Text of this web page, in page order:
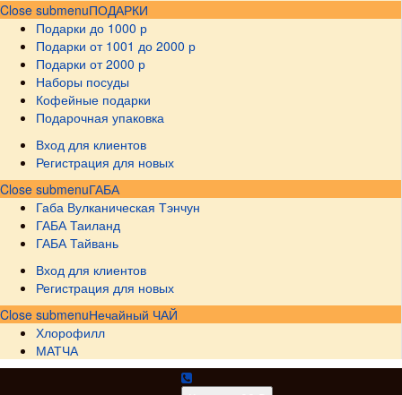
Close submenuПОДАРКИ
Подарки до 1000 р
Подарки от 1001 до 2000 р
Подарки от 2000 р
Наборы посуды
Кофейные подарки
Подарочная упаковка
Вход для клиентов
Регистрация для новых
Close submenuГАБА
Габа Вулканическая Тэнчун
ГАБА Таиланд
ГАБА Тайвань
Вход для клиентов
Регистрация для новых
Close submenuНечайный ЧАЙ
Хлорофилл
МАТЧА